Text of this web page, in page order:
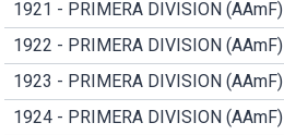
1921 - PRIMERA DIVISION (AAmF)
1922 - PRIMERA DIVISION (AAmF)
1923 - PRIMERA DIVISION (AAmF)
1924 - PRIMERA DIVISION (AAmF)